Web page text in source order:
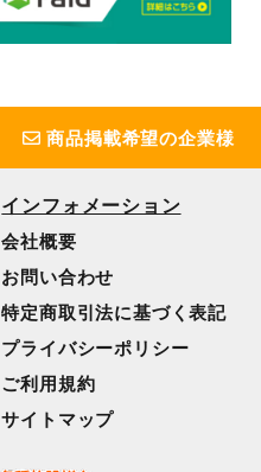
商品掲載希望の企業様
インフォメーション
会社概要
お問い合わせ
特定商取引法に基づく表記
プライバシーポリシー
ご利用規約
サイトマップ